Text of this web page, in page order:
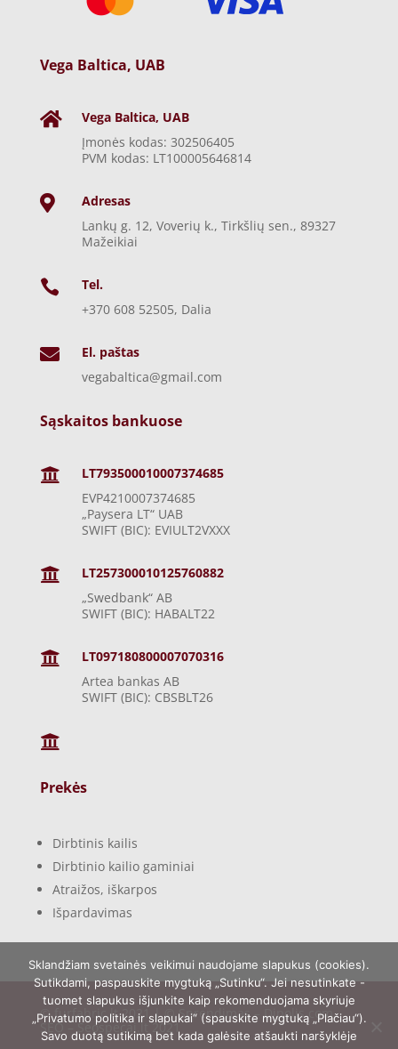
Vega Baltica, UAB

Vega Baltica, UAB
Įmonės kodas: 302506405
PVM kodas: LT100005646814

Adresas
Lankų g. 12, Voverių k., Tirkšlių sen., 89327
Mažeikiai

Tel.
+370 608 52505, Dalia

El. paštas
vegabaltica@gmail.com
Sąskaitos bankuose

LT793500010007374685
EVP4210007374685
„Paysera LT“ UAB
SWIFT (BIC): EVIULT2VXXX

LT257300010125760882
„Swedbank“ AB
SWIFT (BIC): HABALT22

LT097180800007070316
Artea bankas AB
SWIFT (BIC): CBSBLT26

Prekės
Dirbtinis kailis
Dirbtinio kailio gaminiai
Atraižos, iškarpos
Išpardavimas
© furfabric.lt 2021 | © Sprendimas –Dipolis.com,
SEO –Seospecai.lt 2021
Sklandžiam svetainės veikimui naudojame slapukus (cookies).
Sutikdami, paspauskite mygtuką „Sutinku“. Jei nesutinkate -
tuomet slapukus išjunkite kaip rekomenduojama skyriuje
„Privatumo politika ir slapukai“ (spauskite mygtuką „Plačiau“).
Savo duotą sutikimą bet kada galėsite atšaukti naršyklėje